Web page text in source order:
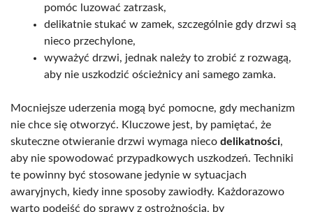
pomóc luzować zatrzask,
delikatnie stukać w zamek, szczególnie gdy drzwi są
nieco przechylone,
wyważyć drzwi, jednak należy to zrobić z rozwagą,
aby nie uszkodzić ościeżnicy ani samego zamka.
Mocniejsze uderzenia mogą być pomocne, gdy mechanizm
nie chce się otworzyć. Kluczowe jest, by pamiętać, że
skuteczne otwieranie drzwi wymaga nieco delikatności,
aby nie spowodować przypadkowych uszkodzeń. Techniki
te powinny być stosowane jedynie w sytuacjach
awaryjnych, kiedy inne sposoby zawiodły. Każdorazowo
warto podejść do sprawy z ostrożnością, by